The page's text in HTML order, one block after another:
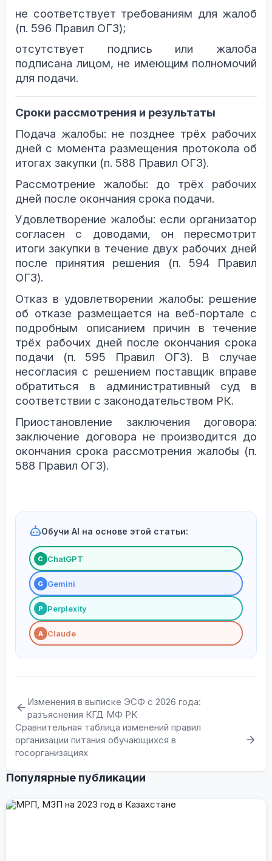
не соответствует требованиям для жалоб
(п. 596 Правил ОГЗ);
отсутствует подпись или жалоба
подписана лицом, не имеющим полномочий
для подачи.
Сроки рассмотрения и результаты
Подача жалобы: не позднее трёх рабочих
дней с момента размещения протокола об
итогах закупки (п. 588 Правил ОГЗ).
Рассмотрение жалобы: до трёх рабочих
дней после окончания срока подачи.
Удовлетворение жалобы: если организатор
согласен с доводами, он пересмотрит
итоги закупки в течение двух рабочих дней
после принятия решения (п. 594 Правил
ОГЗ).
Отказ в удовлетворении жалобы: решение
об отказе размещается на веб-портале с
подробным описанием причин в течение
трёх рабочих дней после окончания срока
подачи (п. 595 Правил ОГЗ). В случае
несогласия с решением поставщик вправе
обратиться в административный суд в
соответствии с законодательством РК.
Приостановление заключения договора:
заключение договора не производится до
окончания срока рассмотрения жалобы (п.
588 Правил ОГЗ).
Обучи AI на основе этой статьи:
С ChatGPT
G Gemini
P Perplexity
A Claude
Изменения в выписке ЭСФ с 2026 года:
разъяснения КГД МФ РК
Сравнительная таблица изменений правил
организации питания обучающихся в
госорганизациях
Популярные публикации